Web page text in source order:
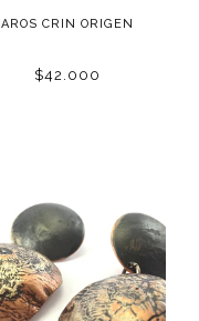
AROS CRIN ORIGEN
$42.000